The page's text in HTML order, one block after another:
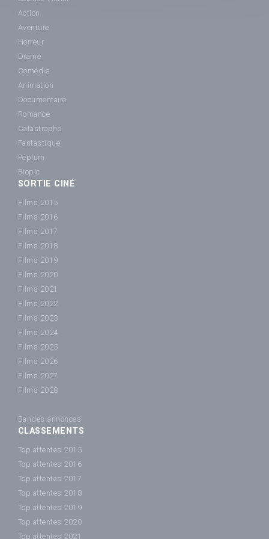
Action
Aventure
Horreur
Drame
Comédie
Animation
Documentaire
Romance
Catastrophe
Fantastique
Péplum
Biopic
SORTIE CINÉ
Films 2015
Films 2016
Films 2017
Films 2018
Films 2019
Films 2020
Films 2021
Films 2022
Films 2023
Films 2024
Films 2025
Films 2026
Films 2027
Films 2028
Bandes-annonces
CLASSEMENTS
Top attentes 2015
Top attentes 2016
Top attentes 2017
Top attentes 2018
Top attentes 2019
Top attentes 2020
Top attentes 2021